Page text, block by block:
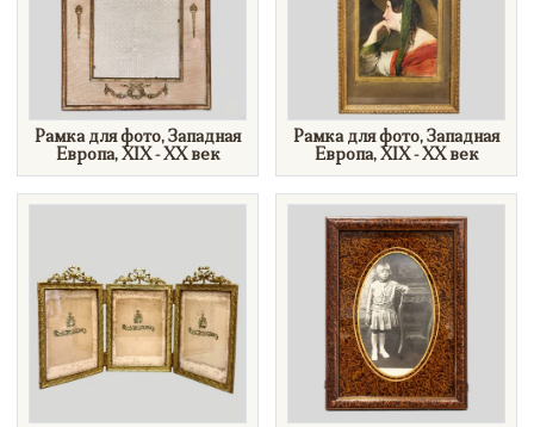
Рамка для фото, Западная
Европа, XIX - XX век
Рамка для фото, Западная
Европа, XIX - XX век